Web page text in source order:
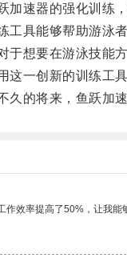
速器的强化训练，
具能够帮助游泳者
想要在游泳技能方
一创新的训练工具
的将来，鱼跃加速
作效率提高了50%，让我能